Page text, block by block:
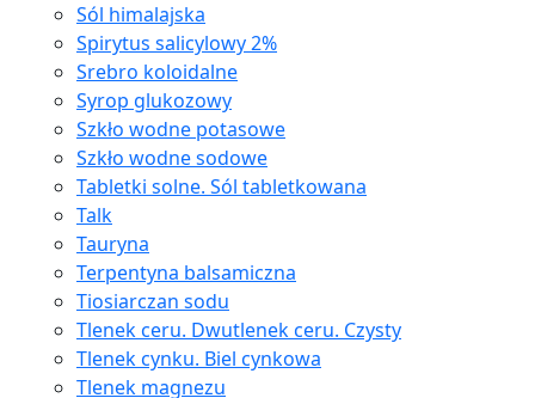
Sól himalajska
Spirytus salicylowy 2%
Srebro koloidalne
Syrop glukozowy
Szkło wodne potasowe
Szkło wodne sodowe
Tabletki solne. Sól tabletkowana
Talk
Tauryna
Terpentyna balsamiczna
Tiosiarczan sodu
Tlenek ceru. Dwutlenek ceru. Czysty
Tlenek cynku. Biel cynkowa
Tlenek magnezu